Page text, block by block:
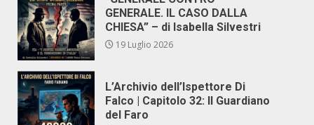
GENERALE. IL CASO DALLA
CHIESA” – di Isabella Silvestri
19 Luglio 2026
L’Archivio dell’Ispettore Di
Falco | Capitolo 32: Il Guardiano
del Faro